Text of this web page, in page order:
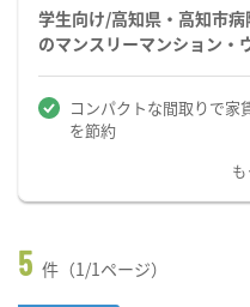
学生向け/高知県・高知市
のマンスリーマンション・
コンパクトな間取りで家
を節約
5 件（1/1ページ）